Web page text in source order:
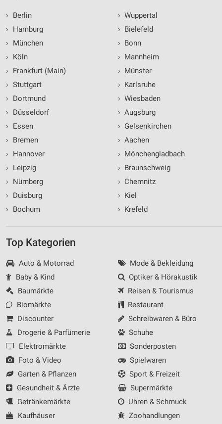
›
Berlin
›
Hamburg
›
München
›
Köln
›
Frankfurt (Main)
› Stuttgart
›
Dortmund
›
Düsseldorf
›
Essen
›
Bremen
›
Hannover
›
Leipzig
›
Nürnberg
›
Duisburg
›
Bochum
› Wuppertal
› Bielefeld
› Bonn
› Mannheim
› Münster
› Karlsruhe
› Wiesbaden
› Augsburg
› Gelsenkirchen
› Aachen
› Mönchengladbach
› Braunschweig
› Chemnitz
› Kiel
› Krefeld
Top Kategorien
Auto & Motorrad
Baby & Kind
Baumärkte
Biomärkte
Discounter
Drogerie & Parfümerie
Elektromärkte
Foto & Video
Garten & Pflanzen
Gesundheit & Ärzte
Getränkemärkte
Kaufhäuser
Mode & Bekleidung
Optiker & Hörakustik
Reisen & Tourismus
Restaurant
Schreibwaren & Büro
Schuhe
Sonderposten
Spielwaren
Sport & Freizeit
Supermärkte
Uhren & Schmuck
Zoohandlungen